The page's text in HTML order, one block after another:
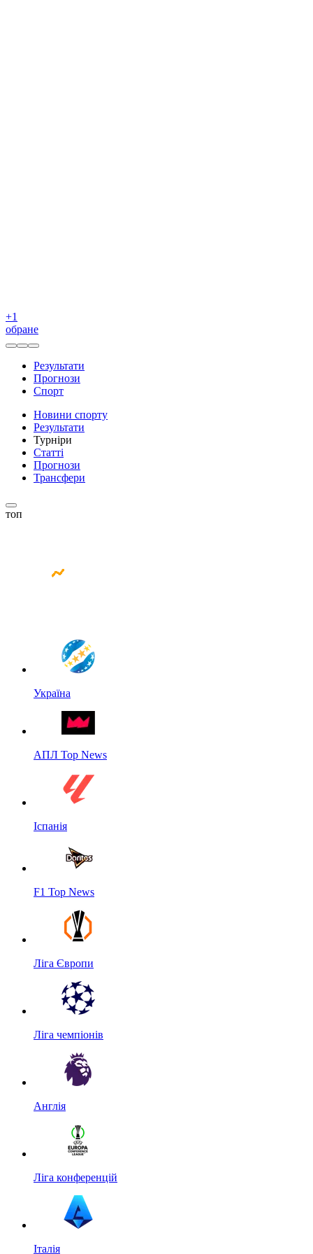
+1
обране
Результати
Прогнози
Спорт
Новини спорту
Результати
Турніри
Статті
Прогнози
Трансфери
топ
Україна
АПЛ Top News
Іспанія
F1 Top News
Ліга Європи
Ліга чемпіонів
Англія
Ліга конференцій
Італія